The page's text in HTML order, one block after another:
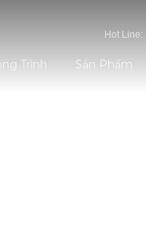
Hot Line:
Trình Sản Phẩm